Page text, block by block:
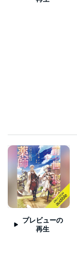
プレビューの
再生